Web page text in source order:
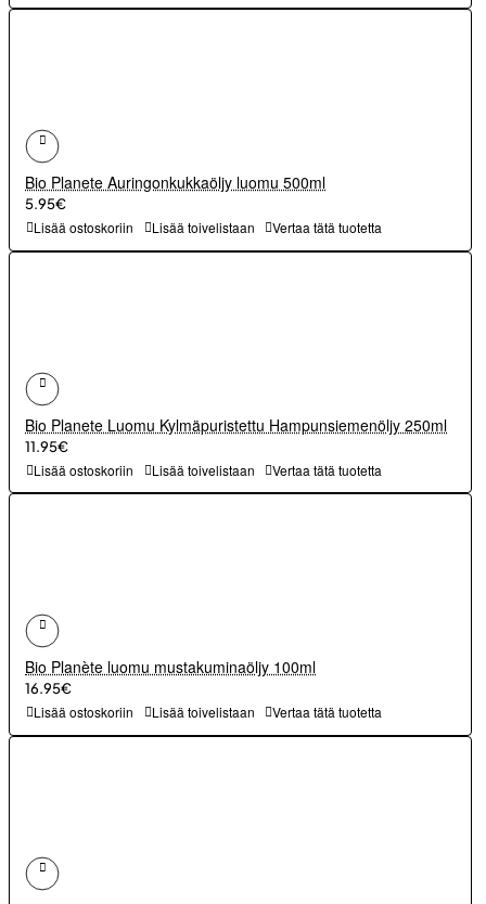
Bio Planete Auringonkukkaöljy luomu 500ml
5.95€
Lisää ostoskoriin Lisää toivelistaan Vertaa tätä tuotetta
Bio Planete Luomu Kylmäpuristettu Hampunsiemenöljy 250ml
11.95€
Lisää ostoskoriin Lisää toivelistaan Vertaa tätä tuotetta
Bio Planète luomu mustakuminaöljy 100ml
16.95€
Lisää ostoskoriin Lisää toivelistaan Vertaa tätä tuotetta